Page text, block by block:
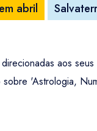
abril
aos
'Astrologia,